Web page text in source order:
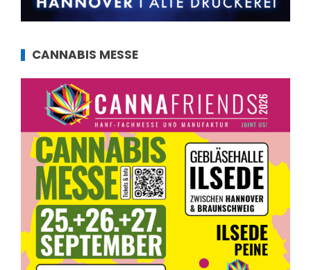
CANNABIS MESSE